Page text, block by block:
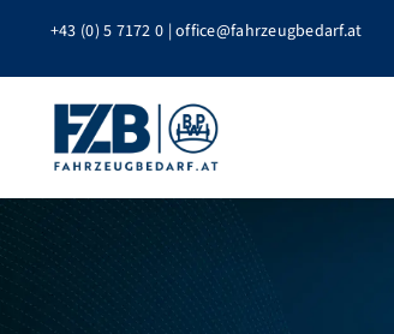
+43 (0) 5 7172 0 |office@fahrzeugbedarf.at